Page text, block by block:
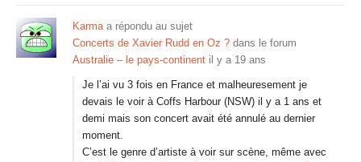
Karmaa répondu au sujet
Concerts de Xavier Rudd en Oz ? dans le forum
Australie – le pays-continent il y a 19 ans
Je l’ai vu 3 fois en France et malheuresement je
devais le voir à Coffs Harbour (NSW) il y a 1 ans et
demi mais son concert avait été annulé au dernier
moment.
C’est le genre d’artiste à voir sur scène, même avec